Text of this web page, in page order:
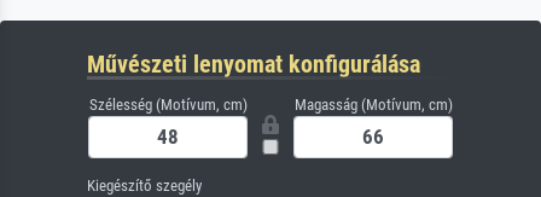
Művészeti lenyomat konfigurálása
Szélesség (Motívum, cm) Magasság (Motívum, cm)
Kiegészítő szegély